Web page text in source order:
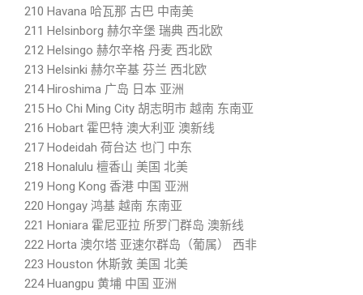
210 Havana 哈瓦那 古巴 中南美
211 Helsinborg 赫尔辛堡 瑞典 西北欧
212 Helsingo 赫尔辛格 丹麦 西北欧
213 Helsinki 赫尔辛基 芬兰 西北欧
214 Hiroshima 广岛 日本 亚洲
215 Ho Chi Ming City 胡志明市 越南 东南亚
216 Hobart 霍巴特 澳大利亚 澳新线
217 Hodeidah 荷台达 也门 中东
218 Honalulu 檀香山 美国 北美
219 Hong Kong 香港 中国 亚洲
220 Hongay 鸿基 越南 东南亚
221 Honiara 霍尼亚拉 所罗门群岛 澳新线
222 Horta 澳尔塔 亚速尔群岛（葡属） 西非
223 Houston 休斯敦 美国 北美
224 Huangpu 黄埔 中国 亚洲